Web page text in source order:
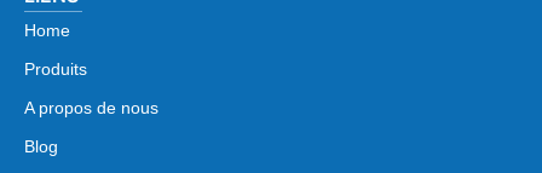
Home
Produits
A propos de nous
Blog